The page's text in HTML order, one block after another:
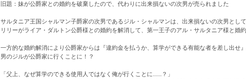
旧題：妹が公爵家との婚約を破棄したので、代わりに出来損ないの次男が売られました
サルタニア王国シャルマン子爵家の次男であるジル・シャルマンは、出来損ないの次男とし
リリーがライア・ダルトン公爵様との婚約を解消して、第一王子のアル・サルタニア様と婚
一方的な婚約解消により公爵家からは『違約金を払うか、算学ができる有能な者を差し出せ
男のジルが公爵家に行くことに！？
「父上、なぜ算学のできる使用人ではなく俺が行くことに......？」